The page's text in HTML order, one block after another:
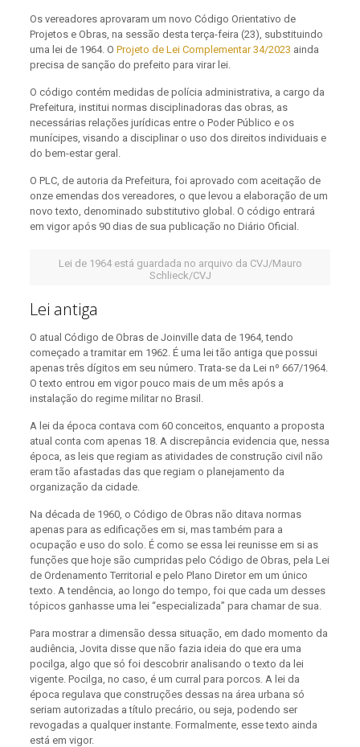
Os vereadores aprovaram um novo Código Orientativo de
Projetos e Obras, na sessão desta terça-feira (23), substituindo
uma lei de 1964. O Projeto de Lei Complementar 34/2023 ainda
precisa de sanção do prefeito para virar lei.
O código contém medidas de polícia administrativa, a cargo da
Prefeitura, institui normas disciplinadoras das obras, as
necessárias relações jurídicas entre o Poder Público e os
munícipes, visando a disciplinar o uso dos direitos individuais e
do bem-estar geral.
O PLC, de autoria da Prefeitura, foi aprovado com aceitação de
onze emendas dos vereadores, o que levou a elaboração de um
novo texto, denominado substitutivo global. O código entrará
em vigor após 90 dias de sua publicação no Diário Oficial.
Lei de 1964 está guardada no arquivo da CVJ/Mauro
Schlieck/CVJ
Lei antiga
O atual Código de Obras de Joinville data de 1964, tendo
começado a tramitar em 1962. É uma lei tão antiga que possui
apenas três dígitos em seu número. Trata-se da Lei nº 667/1964.
O texto entrou em vigor pouco mais de um mês após a
instalação do regime militar no Brasil.
A lei da época contava com 60 conceitos, enquanto a proposta
atual conta com apenas 18. A discrepância evidencia que, nessa
época, as leis que regiam as atividades de construção civil não
eram tão afastadas das que regiam o planejamento da
organização da cidade.
Na década de 1960, o Código de Obras não ditava normas
apenas para as edificações em si, mas também para a
ocupação e uso do solo. É como se essa lei reunisse em si as
funções que hoje são cumpridas pelo Código de Obras, pela Lei
de Ordenamento Territorial e pelo Plano Diretor em um único
texto. A tendência, ao longo do tempo, foi que cada um desses
tópicos ganhasse uma lei “especializada” para chamar de sua.
Para mostrar a dimensão dessa situação, em dado momento da
audiência, Jovita disse que não fazia ideia do que era uma
pocilga, algo que só foi descobrir analisando o texto da lei
vigente. Pocilga, no caso, é um curral para porcos. A lei da
época regulava que construções dessas na área urbana só
seriam autorizadas a título precário, ou seja, podendo ser
revogadas a qualquer instante. Formalmente, esse texto ainda
está em vigor.